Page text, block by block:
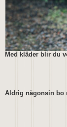
Med kläder blir du
Aldrig någonsin bo